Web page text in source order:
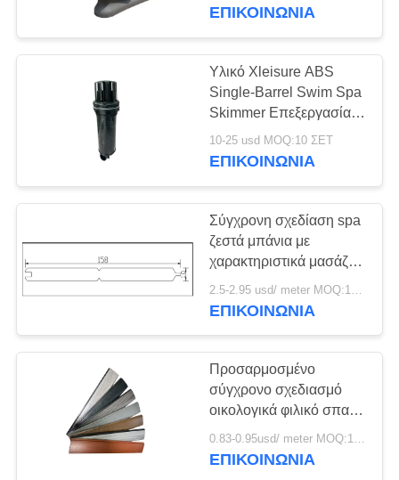
ΠΟΙΟΤΙΚΌΣ
ΈΛΕΓΧΟΣ
ΈΝΑ
ΑΠΌΣΠΑΣΜΑ
SITEMAP
PRIVACY
Hot Tub Spa
καλύψεις
Παγωμένη
μπανιέρα.
4
ΕΠΙΚΟΙΝΩΝΊΑ
Υλικό Xleisure ABS
Single-Barrel Swim Spa
Skimmer Επεξεργασία
νερού Συσκευές 20-50L
για φίλτρο πισίνας
10-25 usd MOQ:10 ΣΕΤ
ΕΠΙΚΟΙΝΩΝΊΑ
Σύγχρονη σχεδίαση spa
ζεστά μπάνια με
χαρακτηριστικά μασάζ
δωρεάν συντήρηση
μπάνιο ντουλάπια
ΕΠΙΚΟΙΝΩΝΊΑ
Προσαρμοσμένο
σύγχρονο σχεδιασμό
οικολογικά φιλικό σπα
θερμό μπάνιο ντουλάπια
PS για εξωτερικό μπάνιο
0.83-0.95usd/ meter MOQ:1000
ΕΠΙΚΟΙΝΩΝΊΑ